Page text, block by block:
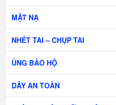
MẶT NẠ
NHÉT TAI – CHỤP TAI
ỦNG BẢO HỘ
DÂY AN TOÀN